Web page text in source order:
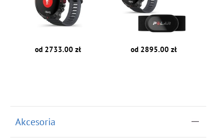
od 2733.00 zł od 2895.00 zł
Akcesoria